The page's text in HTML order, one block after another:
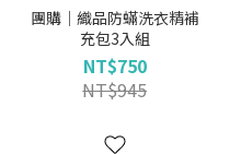
團購｜織品防蟎洗衣精補
充包3入組
NT$750
NT$945